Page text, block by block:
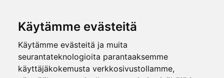
Käytämme evästeitä
Käytämme evästeitä ja muita
seurantateknologioita parantaaksemme
käyttäjäkokemusta verkkosivustollamme,